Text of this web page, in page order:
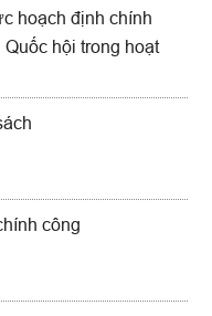
hoạch định chính
hội trong hoạt
công